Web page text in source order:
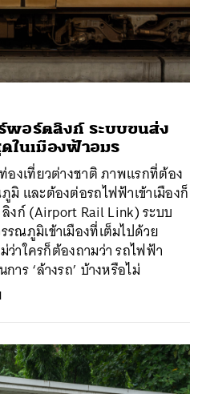
พอร์ตลิงก์ ระบบขนส่ง
ดในเมืองฟ้าอมร
องเที่ยวต่างชาติ ภาพแรกที่ต้อง
มิ และต้องต่อรถไฟฟ้าเข้าเมืองก็
งก์ (Airport Rail Link) ระบบ
ณภูมิเข้าเมืองที่เต็มไปด้วย
ว่าใครก็ต้องถามว่า รถไฟฟ้า
ร ‘ล้างรถ’ บ้างหรือไม่